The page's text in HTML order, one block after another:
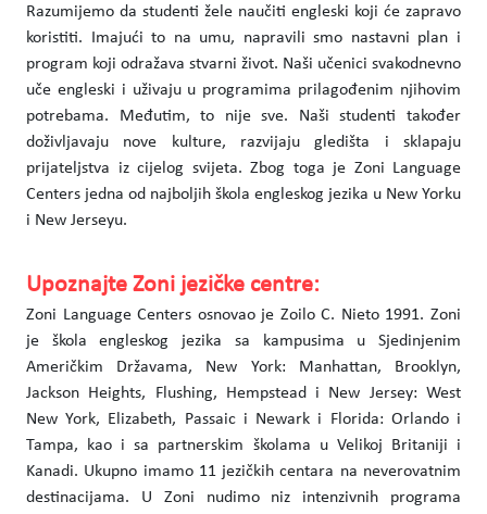
Razumijemo da studenti žele naučiti engleski koji će zapravo
koristiti. Imajući to na umu, napravili smo nastavni plan i
program koji odražava stvarni život. Naši učenici svakodnevno
uče engleski i uživaju u programima prilagođenim njihovim
potrebama. Međutim, to nije sve. Naši studenti također
doživljavaju nove kulture, razvijaju gledišta i sklapaju
prijateljstva iz cijelog svijeta. Zbog toga je Zoni Language
Centers jedna od najboljih škola engleskog jezika u New Yorku
i New Jerseyu.
Upoznajte Zoni jezičke centre:
Zoni Language Centers osnovao je Zoilo C. Nieto 1991. Zoni
je škola engleskog jezika sa kampusima u Sjedinjenim
Američkim Državama, New York: Manhattan, Brooklyn,
Jackson Heights, Flushing, Hempstead i New Jersey: West
New York, Elizabeth, Passaic i Newark i Florida: Orlando i
Tampa, kao i sa partnerskim školama u Velikoj Britaniji i
Kanadi. Ukupno imamo 11 jezičkih centara na neverovatnim
destinacijama. U Zoni nudimo niz intenzivnih programa